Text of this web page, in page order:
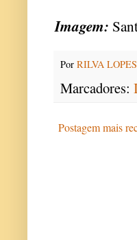
Imagem:
Por RILVA
Marcadores:
Postagem mais